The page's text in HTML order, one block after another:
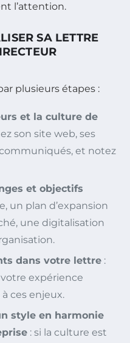
l’attention.
SA LETTRE
plusieurs étapes :
et la culture de
son site web, ses
et notez
et objectifs
un plan d’expansion
une digitalisation
dans votre lettre :
expérience
ces enjeux.
style en harmonie
: si la culture est